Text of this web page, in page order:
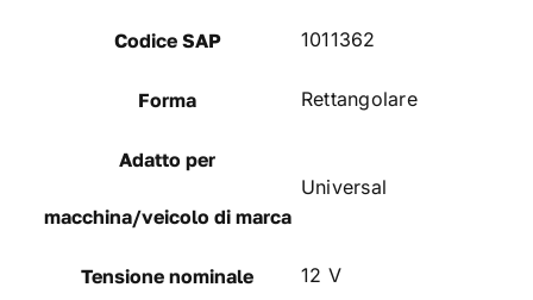
Codice SAP 1011362
Forma Rettangolare
Adatto per
macchina/veicolo di marca
Universal
Tensione nominale 12 V